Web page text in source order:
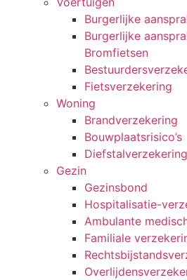
Burgerlijke
Burgerlijke
Bromfietsen
Fietsverzekering
Woning
Brandverzekering
Bouwplaatsrisico’s
Diefstalverzekering
Gezin
Gezinsbond
Hospitalisatie-
Ambulante
Familiale